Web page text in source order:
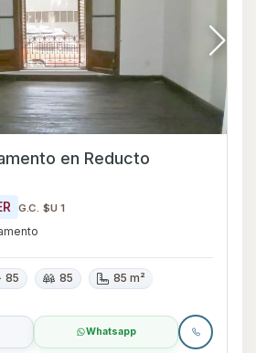
en Reducto
G.C. $U 1
85 85 85 m²
Whatsapp